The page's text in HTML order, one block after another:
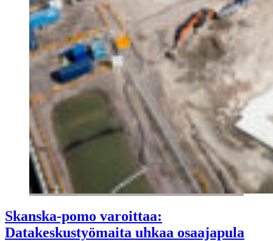
Skanska-pomo varoittaa:
Datakeskustyömaita uhkaa osaajapula